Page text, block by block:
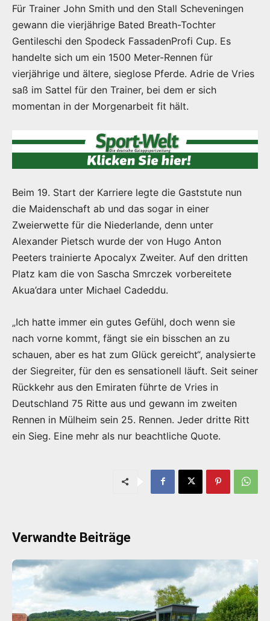
Für Trainer John Smith und den Stall Scheveningen
gewann die vierjährige Bated Breath-Tochter
Gentileschi den Spodeck FassadenProfi Cup. Es
handelte sich um ein 1500 Meter-Rennen für
vierjährige und ältere, sieglose Pferde. Adrie de Vries
saß im Sattel für den Trainer, bei dem er sich
momentan in der Morgenarbeit fit hält.
Beim 19. Start der Karriere legte die Gaststute nun
die Maidenschaft ab und das sogar in einer
Zweierwette für die Niederlande, denn unter
Alexander Pietsch wurde der von Hugo Anton
Peeters trainierte Apocalyx Zweiter. Auf den dritten
Platz kam die von Sascha Smrczek vorbereitete
Akua’dara unter Michael Cadeddu.
„Ich hatte immer ein gutes Gefühl, doch wenn sie
nach vorne kommt, fängt sie ein bisschen an zu
schauen, aber es hat zum Glück gereicht“, analysierte
der Siegreiter, für den es sensationell läuft. Seit seiner
Rückkehr aus den Emiraten führte de Vries in
Deutschland 75 Ritte aus und gewann im zweiten
Rennen in Mülheim sein 25. Rennen. Jeder dritte Ritt
ein Sieg. Eine mehr als nur beachtliche Quote.
Verwandte Beiträge